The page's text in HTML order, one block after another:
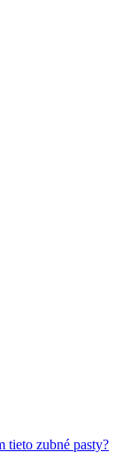
tieto zubné pasty?